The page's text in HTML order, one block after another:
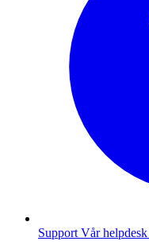
Support Vår